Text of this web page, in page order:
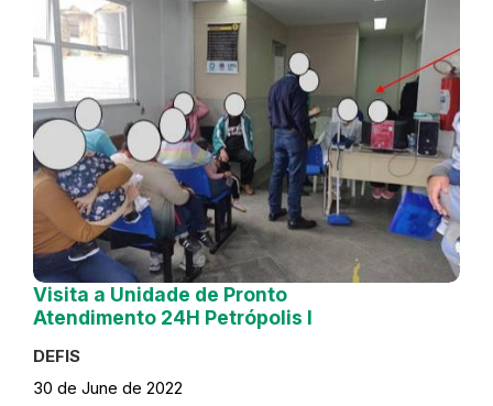
Visita a Unidade de Pronto
Atendimento 24H Petrópolis I
DEFIS
30 de June de 2022